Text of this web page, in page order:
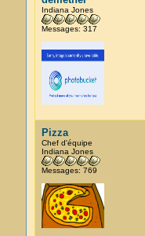
Indiana Jones
Messages: 317
Pizza
Chef d'équipe
Indiana Jones
Messages: 769